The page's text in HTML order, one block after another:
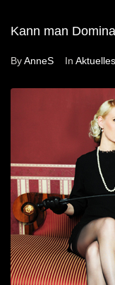
Kann man
ByAnneS In Aktuelles